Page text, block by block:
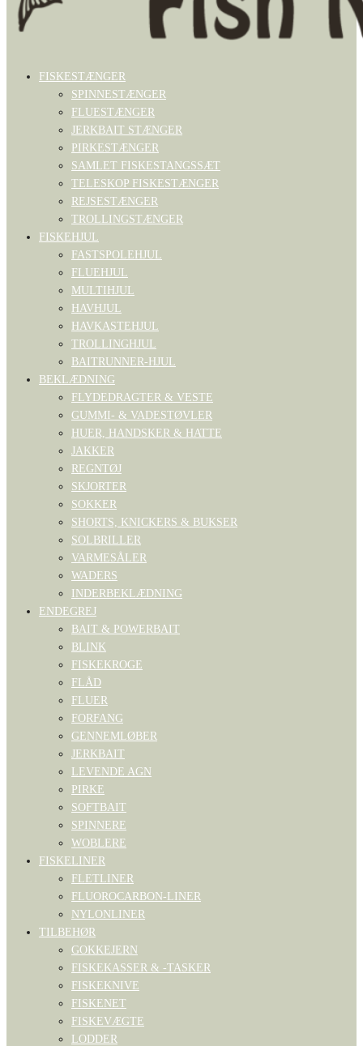
FISKESTÆNGER
SPINNESTÆNGER
FLUESTÆNGER
JERKBAIT STÆNGER
PIRKESTÆNGER
SAMLET FISKESTANGSSÆT
TELESKOP FISKESTÆNGER
REJSESTÆNGER
TROLLINGSTÆNGER
FISKEHJUL
FASTSPOLEHJUL
FLUEHJUL
MULTIHJUL
HAVHJUL
HAVKASTEHJUL
TROLLINGHJUL
BAITRUNNER-HJUL
BEKLÆDNING
FLYDEDRAGTER & VESTE
GUMMI- & VADESTØVLER
HUER, HANDSKER & HATTE
JAKKER
REGNTØJ
SKJORTER
SOKKER
SHORTS, KNICKERS & BUKSER
SOLBRILLER
VARMESÅLER
WADERS
INDERBEKLÆDNING
ENDEGREJ
BAIT & POWERBAIT
BLINK
FISKEKROGE
FLÅD
FLUER
FORFANG
GENNEMLØBER
JERKBAIT
LEVENDE AGN
PIRKE
SOFTBAIT
SPINNERE
WOBLERE
FISKELINER
FLETLINER
FLUOROCARBON-LINER
NYLONLINER
TILBEHØR
GOKKEJERN
FISKEKASSER & -TASKER
FISKEKNIVE
FISKENET
FISKEVÆGTE
LODDER